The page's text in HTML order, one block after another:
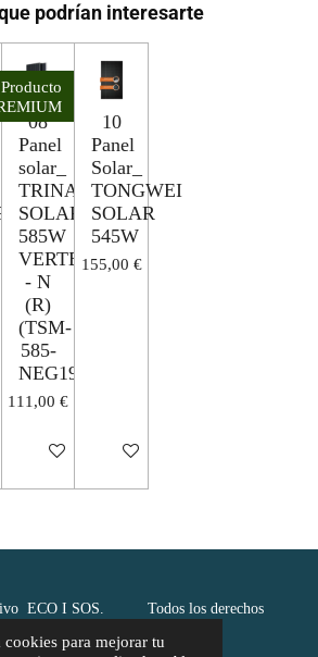
para mejorar tu
podrían interesarte
Producto
08
Panel
solar_
TRINA
SOLAR
585W
VERTEX
- N
(R)
(TSM-
585-
NEG19RC.20)
111,00 €
Añadir al carrito
10
Panel
Solar_
TONGWEI
SOLAR
545W
155,00 €
Añadir al carrito
ECO I SOS. Todos los derechos